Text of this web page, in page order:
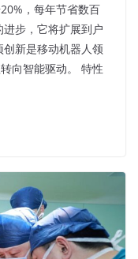
，每年节省数百
步，它将扩展到户
新是移动机器人领
向智能驱动。​ 特性